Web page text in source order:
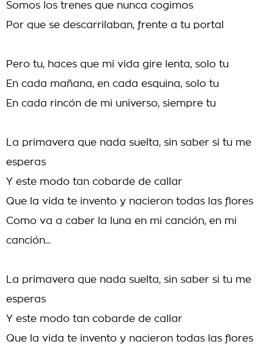
Somos los trenes que nunca cogimos
Por que se descarrilaban, frente a tu portal
Pero tu, haces que mi vida gire lenta, solo tu
En cada mañana, en cada esquina, solo tu
En cada rincón de mi universo, siempre tu
La primavera que nada suelta, sin saber si tu me
esperas
Y este modo tan cobarde de callar
Que la vida te invento y nacieron todas las flores
Como va a caber la luna en mi canción, en mi
canción...
La primavera que nada suelta, sin saber si tu me
esperas
Y este modo tan cobarde de callar
Que la vida te invento y nacieron todas las flores